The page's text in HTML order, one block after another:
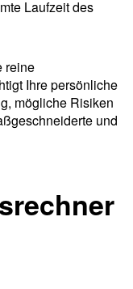
Laufzeit des
reine
Ihre persönliche
mögliche Risiken
und